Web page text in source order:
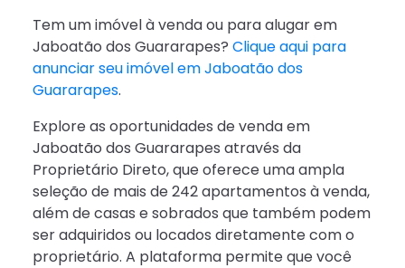
Tem um imóvel à venda ou para alugar em
Jaboatão dos Guararapes? Clique aqui para
anunciar seu imóvel em Jaboatão dos
Guararapes.
Explore as oportunidades de venda em
Jaboatão dos Guararapes através da
Proprietário Direto, que oferece uma ampla
seleção de mais de 242 apartamentos à venda,
além de casas e sobrados que também podem
ser adquiridos ou locados diretamente com o
proprietário. A plataforma permite que você